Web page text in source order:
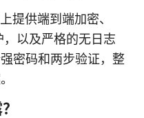
提供端到端加密、
以及严格的无日志
密码和两步验证，整